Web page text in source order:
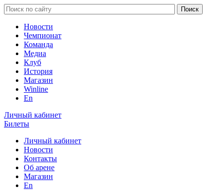
Новости
Чемпионат
Команда
Медиа
Клуб
История
Магазин
Winline
En
Личный кабинет
Билеты
Личный кабинет
Новости
Контакты
Об арене
Магазин
En